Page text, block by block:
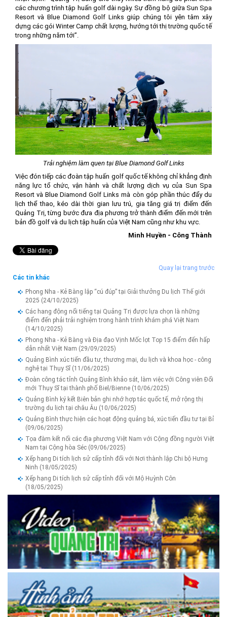
các chương trình tập huấn golf dài ngày. Sự đồng bộ giữa Sun Spa
Resort và Blue Diamond Golf Links giúp chúng tôi yên tâm xây
dựng các gói Winter Camp chất lượng, hướng tới thị trường quốc tế
trong những năm tới”.
Trải nghiệm làm quen tại Blue Diamond Golf Links
Việc đón tiếp các đoàn tập huấn golf quốc tế không chỉ khẳng định
năng lực tổ chức, vận hành và chất lượng dịch vụ của Sun Spa
Resort và Blue Diamond Golf Links mà còn góp phần thúc đẩy du
lịch thể thao, kéo dài thời gian lưu trú, gia tăng giá trị điểm đến
Quảng Trị, từng bước đưa địa phương trở thành điểm đến mới trên
bản đồ golf và du lịch tập huấn của Việt Nam cũng như khu vực.
Minh Huyền - Công Thành
Quay lại trang trước
Các tin khác
Phong Nha - Kẻ Bàng lập “cú đúp” tại Giải thưởng Du lịch Thế giới
2025 (24/10/2025)
Các hang động nổi tiếng tại Quảng Trị được lựa chọn là những
điểm đến phải trải nghiệm trong hành trình khám phá Việt Nam
(14/10/2025)
Phong Nha - Kẻ Bàng và Địa đạo Vịnh Mốc lọt Top 15 điểm đến hấp
dẫn nhất Việt Nam (29/09/2025)
Quảng Bình xúc tiến đầu tư, thương mại, du lịch và khoa học - công
nghệ tại Thụy Sĩ (11/06/2025)
Đoàn công tác tỉnh Quảng Bình khảo sát, làm việc với Công viên Đổi
mới Thụy Sĩ tại thành phố Biel/Bienne (10/06/2025)
Quảng Bình ký kết Biên bản ghi nhớ hợp tác quốc tế, mở rộng thị
trường du lịch tại châu Âu (10/06/2025)
Quảng Bình thực hiện các hoạt động quảng bá, xúc tiến đầu tư tại Bỉ
(09/06/2025)
Tọa đàm kết nối các địa phương Việt Nam với Cộng đồng người Việt
Nam tại Cộng hòa Séc (09/06/2025)
Xếp hạng Di tích lịch sử cấp tỉnh đối với Nơi thành lập Chi bộ Hưng
Ninh (18/05/2025)
Xếp hạng Di tích lịch sử cấp tỉnh đối với Mộ Huỳnh Côn
(18/05/2025)